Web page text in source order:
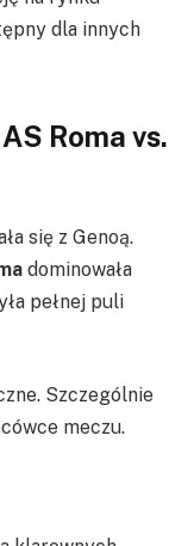
dla innych
Roma vs.
się z Genoą.
dominowała
pełnej puli
Szczególnie
meczu.